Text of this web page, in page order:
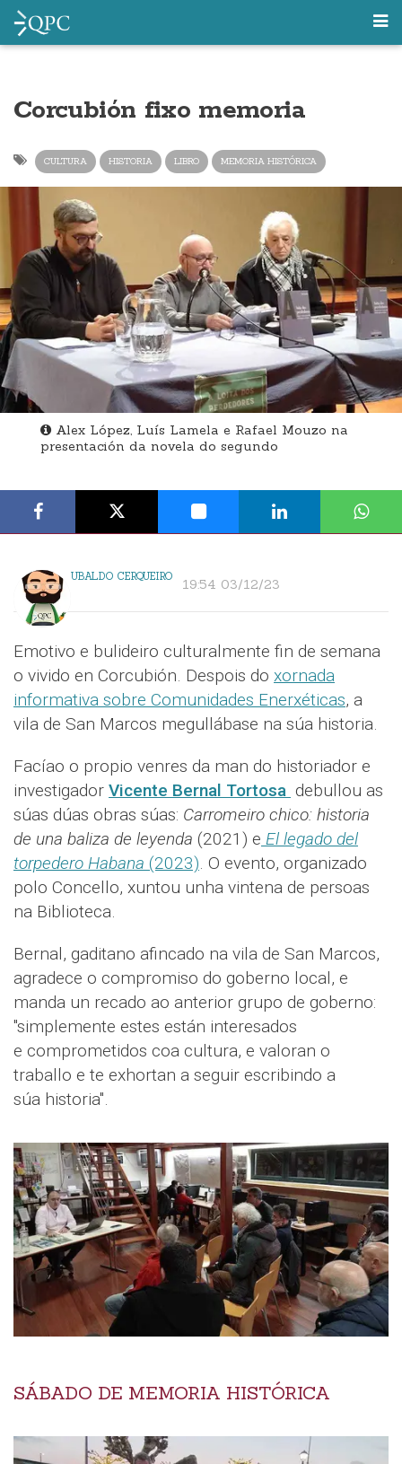
Corcubión fixo memoria
CULTURA HISTORIA LIBRO MEMORIA HISTÓRICA
Alex López, Luís Lamela e Rafael Mouzo na
presentación da novela do segundo
UBALDO CERQUEIRO 19:54 03/12/23
Emotivo e bulideiro culturalmente fin de semana
o vivido en Corcubión. Despois do xornada
informativa sobre Comunidades Enerxéticas, a
vila de San Marcos megullábase na súa historia.
Facíao o propio venres da man do historiador e
investigador Vicente Bernal Tortosa debullou as
súas dúas obras súas: Carromeiro chico: historia
de una baliza de leyenda (2021) e El legado del
torpedero Habana (2023). O evento, organizado
polo Concello, xuntou unha vintena de persoas
na Biblioteca.
Bernal, gaditano afincado na vila de San Marcos,
agradece o compromiso do goberno local, e
manda un recado ao anterior grupo de goberno:
"simplemente estes están interesados
e comprometidos coa cultura, e valoran o
traballo e te exhortan a seguir escribindo a
súa historia".
SÁBADO DE MEMORIA HISTÓRICA